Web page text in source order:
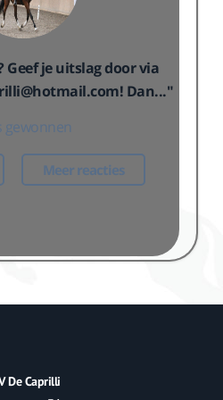
Geef je uitslag door via
Dan..."
gewonnen
Meer reacties
De Caprilli